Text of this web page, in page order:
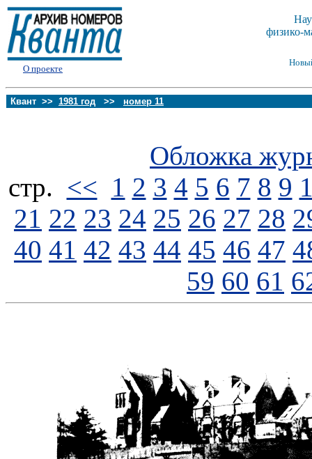
О проекте
физико-
Квант >> 1981 год >> номер 11
Обложка
стp. << 1 2 3 4 5 6 7 8 9
21 22 23 24 25 26 27 28
40 41 42 43 44 45 46 47
59 60 61